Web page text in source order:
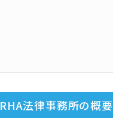
RHA法律事務所の概要